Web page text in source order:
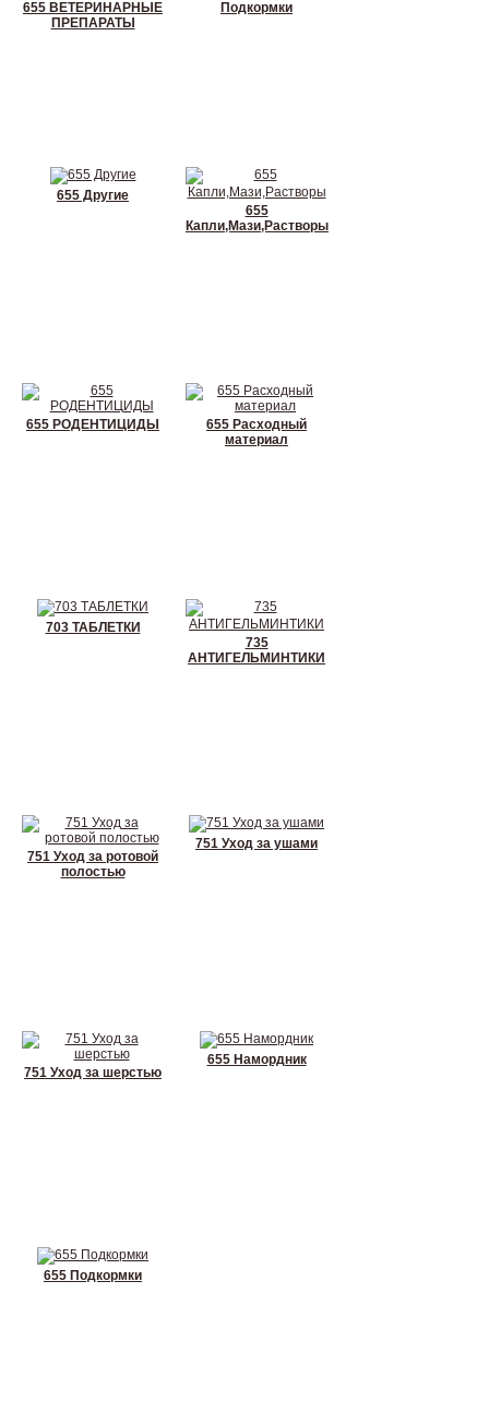
655 ВЕТЕРИНАРНЫЕ
ПРЕПАРАТЫ
Подкормки
655 Другие
655
Капли,Мази,Растворы
655 РОДЕНТИЦИДЫ
655 Расходный
материал
703 ТАБЛЕТКИ
735
АНТИГЕЛЬМИНТИКИ
751 Уход за ротовой
полостью
751 Уход за ушами
751 Уход за шерстью
655 Намордник
655 Подкормки